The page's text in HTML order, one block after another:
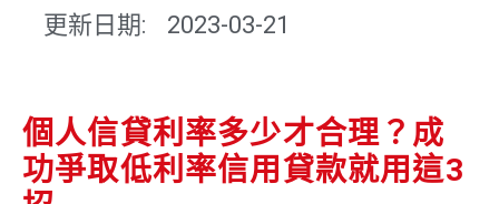
更新日期: 2023-03-21
個人信貸利率多少才合理？成
功爭取低利率信用貸款就用這3